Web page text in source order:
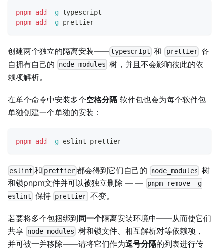
pnpm add -g typescript
pnpm add -g prettier
创建两个独立的隔离安装——typescript 和 prettier各
自拥有自己的
node_modules 树，并且不会影响彼此的依
赖项解析。
在单个命令中安装多个空格分隔 软件包也会为每个软件包
单独创建一个单独的安装：
pnpm add -g eslint prettier
eslint 和 prettier都会得到它们自己的 node_modules 树
和锁pnpm文件并可以被独立删除 — — pnpm remove -g
eslint 保持 prettier 不变。
若要将多个包捆绑到 同一个隔离安装环境中——从而使它们
共享 node_modules 树和锁文件、相互解析对等依赖项，
并可被一并移除——请将它们作为逗号分隔的列表进行传